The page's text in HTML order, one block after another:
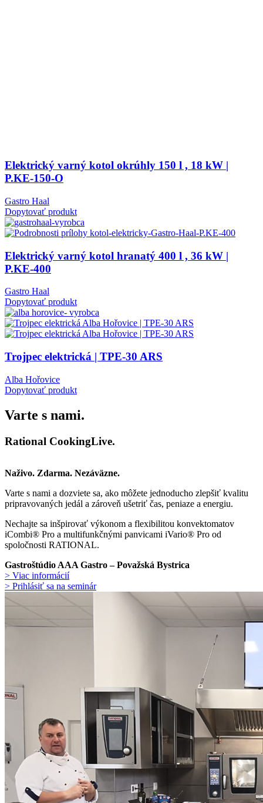
Elektrický varný kotol okrúhly 150 l , 18 kW |
P.KE-150-O
Gastro Haal
Dopytovať produkt
Elektrický varný kotol hranatý 400 l , 36 kW |
P.KE-400
Gastro Haal
Dopytovať produkt
Trojpec elektrická | TPE-30 ARS
Alba Hořovice
Dopytovať produkt
Varte s nami.
Rational CookingLive​.
Naživo. Zdarma. Nezáväzne.
Varte s nami a dozviete sa, ako môžete jednoducho zlepšiť kvalitu
pripravovaných jedál a zároveň ušetriť čas, peniaze a energiu.
Nechajte sa inšpirovať výkonom a flexibilitou konvektomatov
iCombi® Pro a multifunkčnými panvicami iVario® Pro od
spoločnosti RATIONAL.
Gastroštúdio AAA Gastro – Považská Bystrica
> Viac informácií
> Prihlásiť sa na seminár